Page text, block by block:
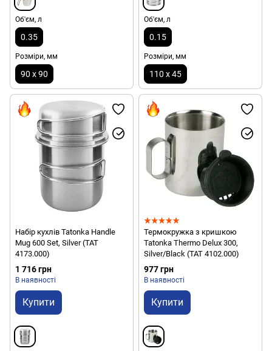
Об'єм, л
0.35
Розміри, мм
90 х 90
Об'єм, л
0.15
Розміри, мм
110 х 45
Набір кухлів Tatonka Handle
Mug 600 Set, Silver (TAT
4173.000)
1 716 грн
В наявності
Купити
Термокружка з кришкою
Tatonka Thermo Delux 300,
Silver/Black (TAT 4102.000)
977 грн
В наявності
Купити